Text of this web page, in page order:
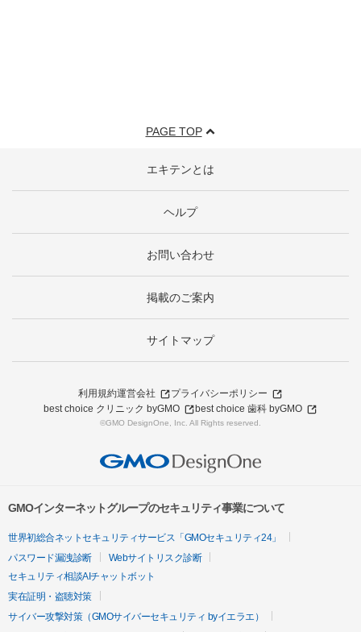
PAGE TOP
エキテンとは
ヘルプ
お問い合わせ
掲載のご案内
サイトマップ
利用規約運営会社
プライバシーポリシー
best choice クリニック byGMO
best choice 歯科 byGMO
©GMO DesignOne, Inc. All Rights reserved.
GMOインターネットグループのセキュリティ事業について
世界初総合ネットセキュリティサービス「GMOセキュリティ24」
パスワード漏洩診断
Webサイトリスク診断
セキュリティ相談AIチャットボット
実在証明・盗聴対策
サイバー攻撃対策（GMOサイバーセキュリティ byイエラエ）